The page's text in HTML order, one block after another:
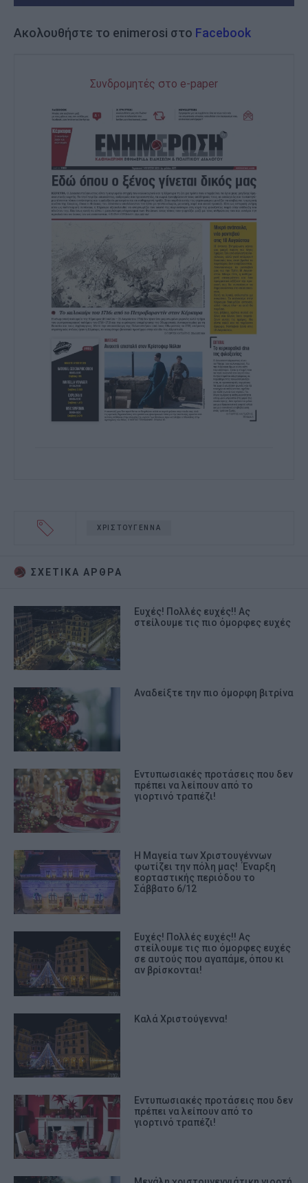
Ακολουθήστε το enimerosi στο Facebook
Συνδρομητές στο e-paper
ΧΡΙΣΤΟΥΓΕΝΝΑ
ΣΧΕΤΙΚA AΡΘΡΑ
Ευχές! Πολλές ευχές!! Ας
στείλουμε τις πιο όμορφες ευχές
Αναδείξτε την πιο όμορφη βιτρίνα
Εντυπωσιακές προτάσεις που δεν
πρέπει να λείπουν από το
γιορτινό τραπέζι!
Η Μαγεία των Χριστουγέννων
φωτίζει την πόλη μας! Έναρξη
εορταστικής περιόδου το
Σάββατο 6/12
Ευχές! Πολλές ευχές!! Ας
στείλουμε τις πιο όμορφες ευχές
σε αυτούς που αγαπάμε, όπου κι
αν βρίσκονται!
Καλά Χριστούγεννα!
Εντυπωσιακές προτάσεις που δεν
πρέπει να λείπουν από το
γιορτινό τραπέζι!